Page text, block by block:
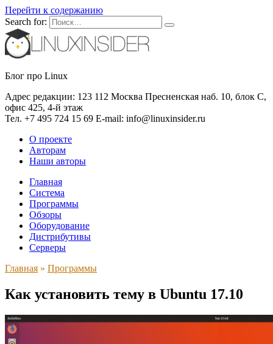
Перейти к содержанию
Search for:
Блог про Linux
Адрес редакции: 123 112 Москва Пресненская наб. 10, блок С,
офис 425, 4-й этаж
Тел. +7 495 724 15 69 E-mail: info@linuxinsider.ru
О проекте
Авторам
Наши авторы
Главная
Система
Программы
Обзоры
Оборудование
Дистрибутивы
Серверы
Главная » Программы
Как установить тему в Ubuntu 17.10